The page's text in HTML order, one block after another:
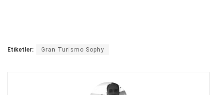
Etiketler: Gran Turismo Sophy